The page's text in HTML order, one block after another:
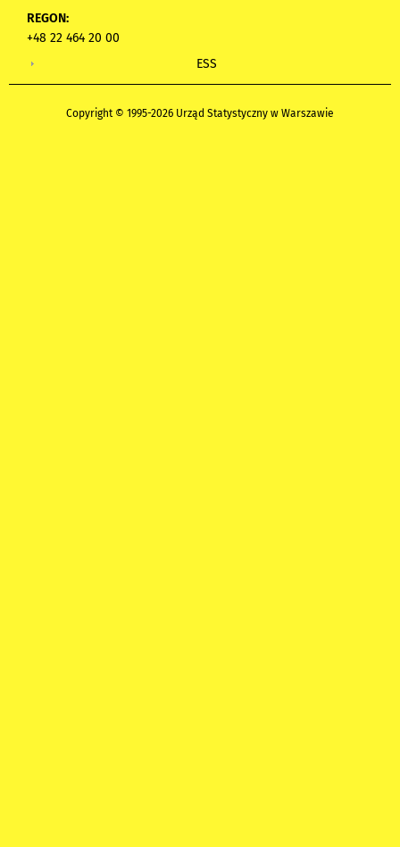
REGON:
+48 22 464 20 00
ESS
Copyright © 1995-2026 Urząd Statystyczny w Warszawie